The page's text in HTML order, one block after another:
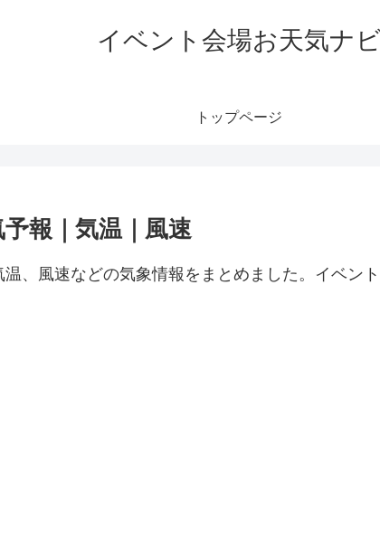
イベント会場お天気ナビ
トップページ
報｜気温｜風速
、風速などの気象情報をまとめました。イベン